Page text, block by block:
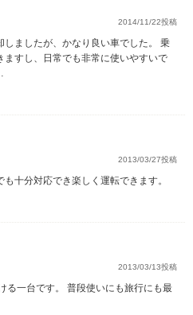
2014/11/22投稿
ましたが、かなり良い車でした。 乗
ますし、日常でも非常に使いやすいで
2013/03/27投稿
十分対応でき楽しく運転できます。
2013/03/13投稿
る一台です。 普段使いにも旅行にも最